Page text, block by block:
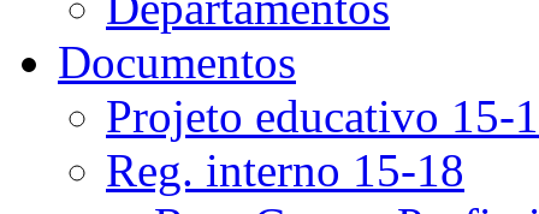
Documentos
Projeto educativo 15-
Reg. interno 15-18